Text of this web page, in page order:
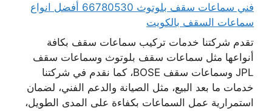
فني سماعات سقف بلوتوث 66780530 أفضل انواع
سماعات السقف بالكويت
تقدم شركتنا خدمات تركيب سماعات سقف بكافة
أنواعها مثل سماعات سقف بلوتوث وسماعات سقف
JPL وسماعات سقف BOSE، كما نقدم في شركتنا
خدمات ما بعد البيع، مثل الصيانة والدعم الفني، لضمان
استمرارية عمل السماعات بكفاءة على المدى الطويل،